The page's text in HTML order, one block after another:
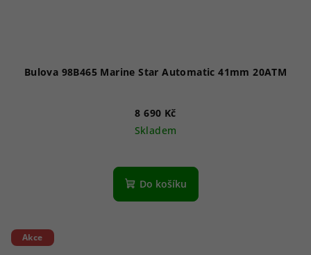
Bulova 98B465 Marine Star Automatic 41mm 20ATM
8 690 Kč
Skladem
Do košíku
Akce